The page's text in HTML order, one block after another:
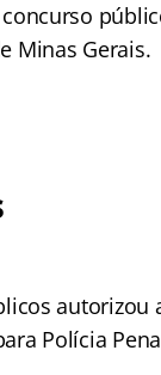
Minas Gerais.
autorizou
Polícia